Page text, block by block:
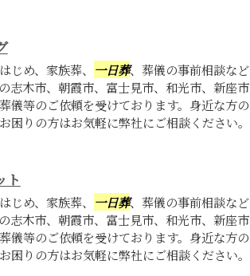
め、家族葬、 一日葬、葬儀の事前相談など
志木市、朝霞市、富士見市、和光市、新座市
儀等のご依頼を受けております。身近な方の
困りの方はお気軽に弊社にご相談ください。
ト
め、家族葬、 一日葬、葬儀の事前相談など
志木市、朝霞市、富士見市、和光市、新座市
儀等のご依頼を受けております。身近な方の
困りの方はお気軽に弊社にご相談ください。